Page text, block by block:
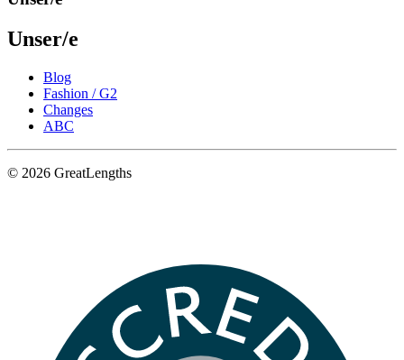
Unser/e
Blog
Fashion / G2
Changes
ABC
© 2026 GreatLengths